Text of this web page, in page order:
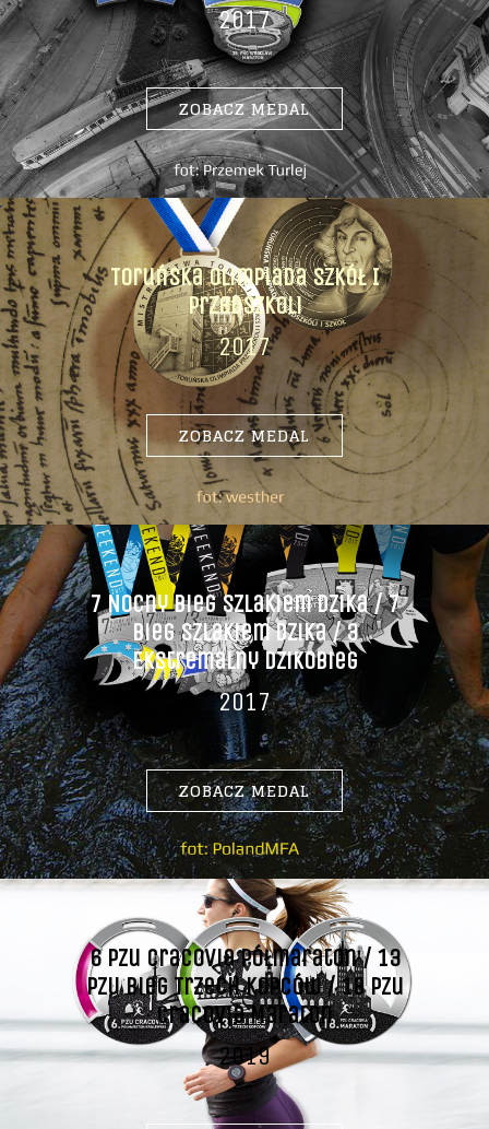
2017
ZOBACZ MEDAL
Toruńska Olimpiada Szkół I
Przedszkoli
2017
ZOBACZ MEDAL
7 Nocny Bieg Szlakiem Dzika / 7
Bieg Szlakiem Dzika / 3
Ekstremalny Dzikobieg
2017
ZOBACZ MEDAL
6 Pzu Cracovia Półmaraton / 13
Pzu Bieg Trzech Kopców / 18 Pzu
Cracovia Maraton
2019